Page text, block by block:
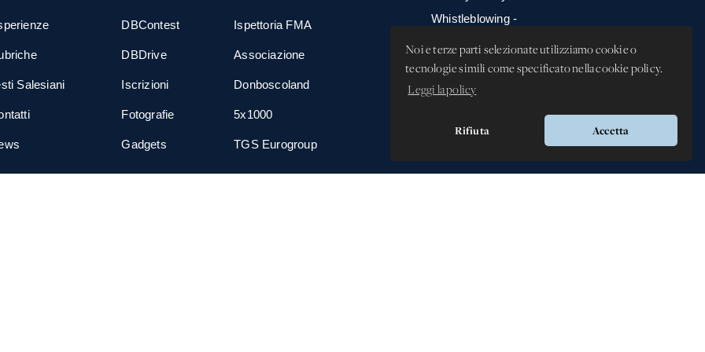
Noi e terze parti selezionate utilizziamo cookie o
tecnologie simili come specificato nella cookie policy.
Leggi la policy
Rifiuta Accetta
Salesiani
DBContest
DBDrive
Iscrizioni
Fotografie
Gadgets
Ispettoria FMA
Associazione
Donboscoland
5x1000
TGS Eurogroup
Whistleblowing -